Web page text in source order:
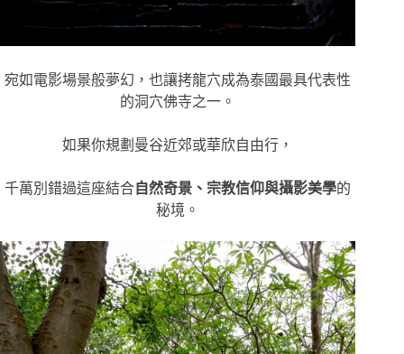
宛如電影場景般夢幻，也讓拷龍穴成為泰國最具代表性
的洞穴佛寺之一。
如果你規劃曼谷近郊或華欣自由行，
千萬別錯過這座結合自然奇景、宗教信仰與攝影美學的
秘境。